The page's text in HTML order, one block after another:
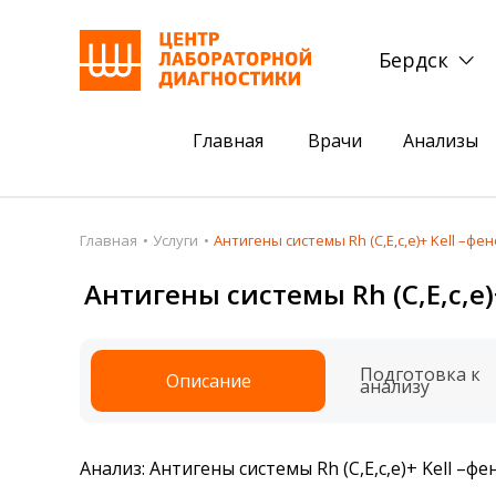
Бердск
Главная Врачи Анализы
Пациентам
Акции
Подготовка к анализам
Получить результаты
Акции
Комплексный
Сдать клеща на
Главная Услуги Антигены системы Rh (С,Е,с,е)+ Kell
Антигены системы Rh
Описание Подготовка к
анализу
Анализ: Антигены системы Rh (С,Е,с,е)+ Kell